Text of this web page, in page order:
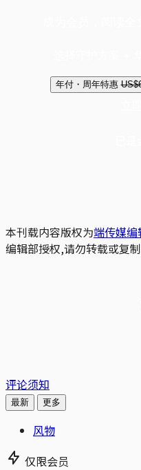
年付・周年特惠
本刊载内容版权为端传媒编
编辑部授权,请勿转载或复
评论须知
最新 更多
风物
仅限会员